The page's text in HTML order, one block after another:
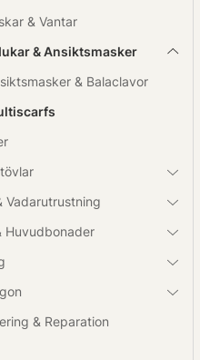
& Vantar
& Ansiktsmasker
& Balaclavor
Vadarutrustning
Huvudbonader
& Reparation
Scarf Multi
kr